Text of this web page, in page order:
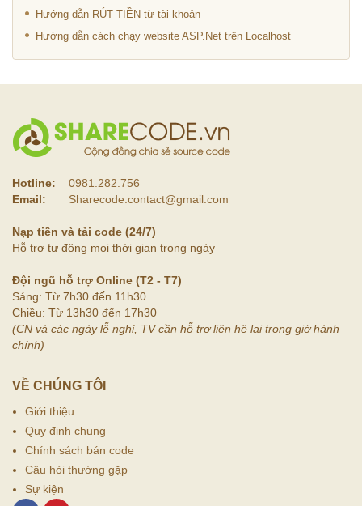
Hướng dẫn RÚT TIỀN từ tài khoản
Hướng dẫn cách chạy website ASP.Net trên Localhost
Hotline:
0981.282.756
Email:
Sharecode.contact@gmail.com
Nạp tiền và tải code (24/7)
Hỗ trợ tự động mọi thời gian trong ngày
Đội ngũ hỗ trợ Online (T2 - T7)
Sáng: Từ 7h30 đến 11h30
Chiều: Từ 13h30 đến 17h30
(CN và các ngày lễ nghỉ, TV cần hỗ trợ liên hệ lại trong giờ hành
chính)
VỀ CHÚNG TÔI
Giới thiệu
Quy định chung
Chính sách bán code
Câu hỏi thường gặp
Sự kiện